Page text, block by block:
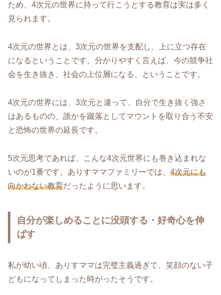
ため、4次元の世界に持って行こうとする教育は実は多く
見られます。
4次元の世界とは、3次元の世界を支配し、上に立つ存在
になるということです。分かりやすく言えば、今の競争社
会を生き抜き、社会の上位層になる、ということです。
4次元の世界には、3次元と違って、自分で生き抜く強さ
はあるものの、誰かを蹴落としてマウントを取り合う不安
と恐怖の世界の延長です。
5次元思考であれば、こんな4次元世界にも巻き込まれな
いのが1番です。ありすママファミリーでは、 4次元にも
向かわない教育だったように思います。
自分が楽しめることに没頭する・好奇心を伸
ばす
私が幼い頃、ありすママは完璧主義過ぎて、笑顔のない子
どもになってしまった時がったそうです。